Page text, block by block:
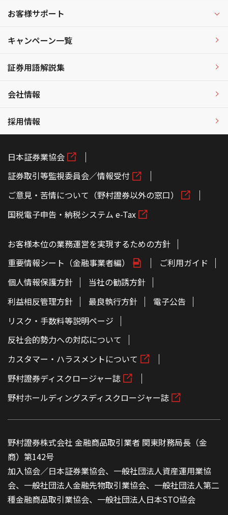
お客様サポート
キャンペーン一覧
証券用語解説集
会社情報
採用情報
日本証券業協会
証券取引等監視委員会／情報受付
ご意見・苦情について（野村證券以外の窓口）
国税電子申告・納税システム e-Tax
お客様本位の業務運営を実現するための方針
重要情報シート（金融事業者編）
ご利用ガイド
個人情報保護方針
当社の勧誘方針
利益相反管理方針
最良執行方針
電子公告
リスク・手数料等説明ページ
反社会的勢力への対応について
カスタマー・ハラスメントについて
野村證券ディスクロージャー誌
野村ホールディングスディスクロージャー誌
野村證券株式会社 金融商品取引業者 関東財務局長（金
商）第142号
加入協会／日本証券業協会、一般社団法人資産運用業協
会、一般社団法人金融先物取引業協会、一般社団法人第二
種金融商品取引業協会、一般社団法人日本STO協会